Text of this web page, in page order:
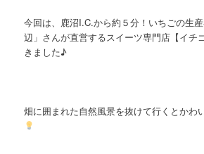
今回は、鹿沼I.C.から約５分！いちごの生
辺」さんが直営するスイーツ専門店【イチ
きました♪
畑に囲まれた自然風景を抜けて行くとかわ